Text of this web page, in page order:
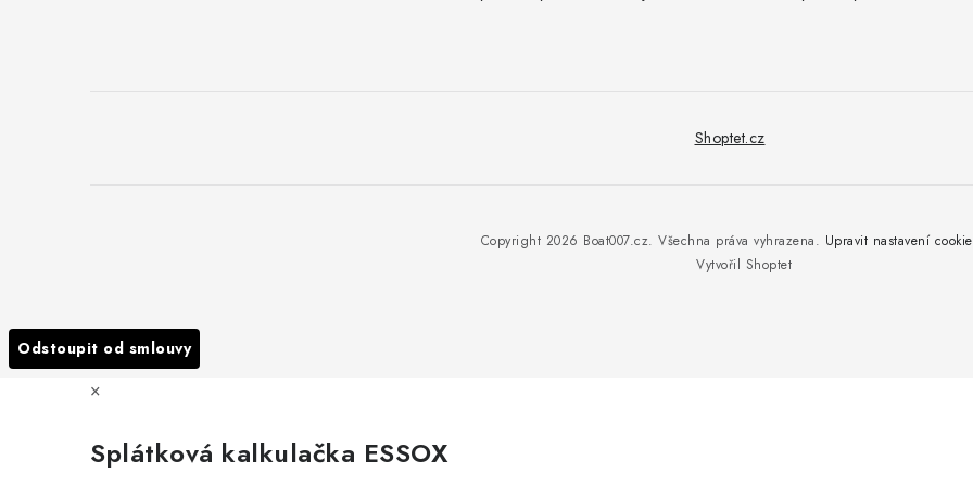
Shoptet.cz
Vytvořil Shoptet
Copyright 2026 Boat007.cz. Všechna práva vyhrazena. Upravit nastavení
Odstoupit od smlouvy
×
Splátková kalkulačka ESSOX